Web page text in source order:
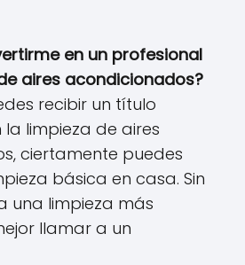
en un profesional
aires acondicionados?
recibir un título
la limpieza de aires
ciertamente puedes
básica en casa. Sin
una limpieza más
llamar a un